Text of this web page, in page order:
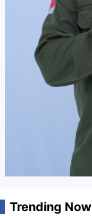
Trending Now